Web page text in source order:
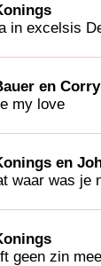
in excelsis
en
my love
en
waar was je
geen zin